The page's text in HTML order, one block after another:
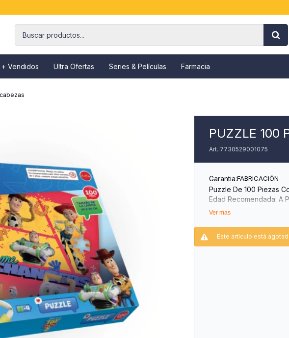
+ Vendidos Ultra Ofertas Series & Películas Farmacia
PUZZLE 100
7730529001075
Garantia:FABRICACIÓN
Puzzle De 100 Piezas
Edad Recomendada: A
Ver mas
Este artículo está